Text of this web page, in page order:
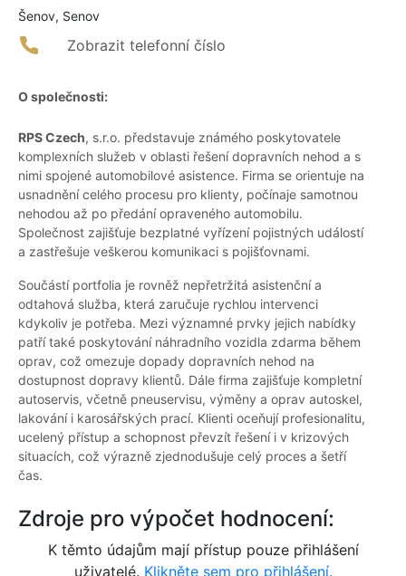
Šenov, Senov
Zobrazit telefonní číslo
O společnosti:
RPS Czech, s.r.o. představuje známého poskytovatele
komplexních služeb v oblasti řešení dopravních nehod a s
nimi spojené automobilové asistence. Firma se orientuje na
usnadnění celého procesu pro klienty, počínaje samotnou
nehodou až po předání opraveného automobilu.
Společnost zajišťuje bezplatné vyřízení pojistných událostí
a zastřešuje veškerou komunikaci s pojišťovnami.
Součástí portfolia je rovněž nepřetržitá asistenční a
odtahová služba, která zaručuje rychlou intervenci
kdykoliv je potřeba. Mezi významné prvky jejich nabídky
patří také poskytování náhradního vozidla zdarma během
oprav, což omezuje dopady dopravních nehod na
dostupnost dopravy klientů. Dále firma zajišťuje kompletní
autoservis, včetně pneuservisu, výměny a oprav autoskel,
lakování i karosářských prací. Klienti oceňují profesionalitu,
ucelený přístup a schopnost převzít řešení i v krizových
situacích, což výrazně zjednodušuje celý proces a šetří
čas.
Zdroje pro výpočet hodnocení:
K těmto údajům mají přístup pouze přihlášení
uživatelé. Klikněte sem pro přihlášení.